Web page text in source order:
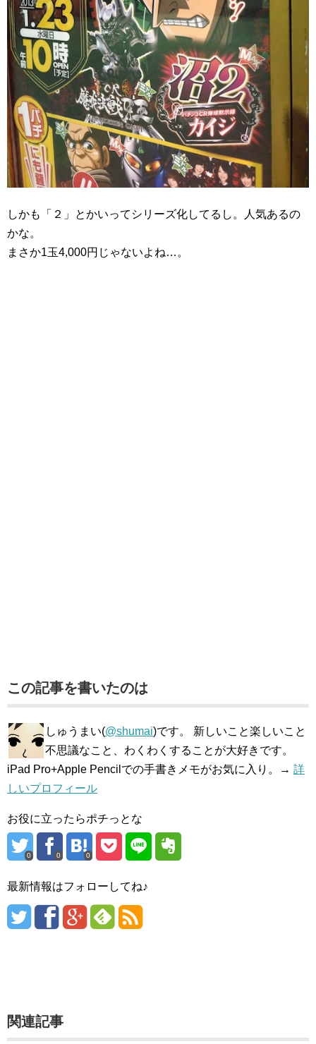
しかも「２」とかいってシリーズ化してるし。人気あるの
かな。
まさか1玉4,000円じゃないよね…。
この記事を書いたのは
しゅうまい(@shumai)です。 新しいこと楽しいこと
不思議なこと、わくわくすることが大好きです。
iPad Pro+Apple Pencilでの手書きメモがお気に入り。→ 詳
しいプロフィール
お役に立ったらポチっとな
0 0 0
最新情報はフォローしてね♪
関連記事